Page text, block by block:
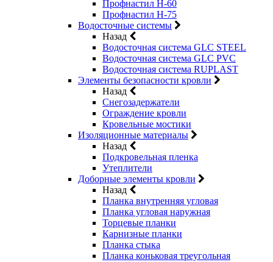
Профнастил Н-60
Профнастил Н-75
Водосточные системы
Назад
Водосточная система GLC STEEL
Водосточная система GLC PVC
Водосточная система RUPLAST
Элементы безопасности кровли
Назад
Снегозадержатели
Ограждение кровли
Кровельные мостики
Изоляционные материалы
Назад
Подкровельная пленка
Утеплители
Доборные элементы кровли
Назад
Планка внутренняя угловая
Планка угловая наружная
Торцевые планки
Карнизные планки
Планка стыка
Планка коньковая треугольная